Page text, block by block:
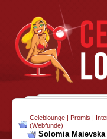
Celeblounge | Promis |
(Webfunde)
Solomia